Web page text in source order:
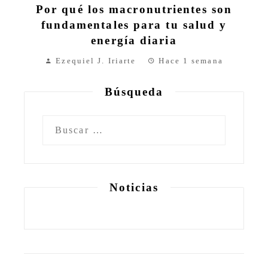
Por qué los macronutrientes son
fundamentales para tu salud y
energía diaria
Ezequiel J. Iriarte Hace 1 semana
Búsqueda
Noticias